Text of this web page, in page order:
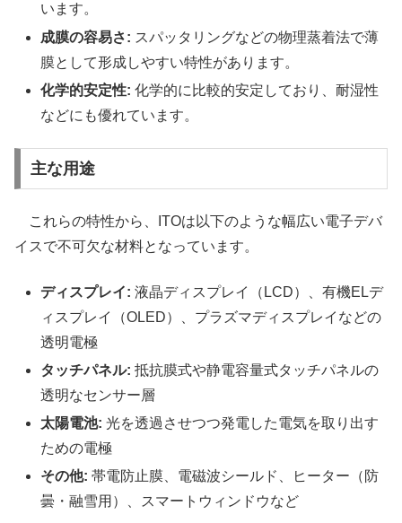
います。
成膜の容易さ: スパッタリングなどの物理蒸着法で薄
膜として形成しやすい特性があります。
化学的安定性: 化学的に比較的安定しており、耐湿性
などにも優れています。
主な用途
これらの特性から、ITOは以下のような幅広い電子デバ
イスで不可欠な材料となっています。
ディスプレイ: 液晶ディスプレイ（LCD）、有機ELデ
ィスプレイ（OLED）、プラズマディスプレイなどの
透明電極
タッチパネル: 抵抗膜式や静電容量式タッチパネルの
透明なセンサー層
太陽電池: 光を透過させつつ発電した電気を取り出す
ための電極
その他: 帯電防止膜、電磁波シールド、ヒーター（防
曇・融雪用）、スマートウィンドウなど